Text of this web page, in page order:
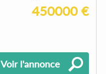
450000 €
Voir l'annonce